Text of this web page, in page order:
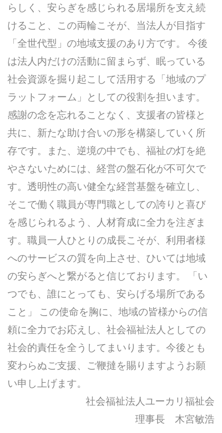
らしく、安らぎを感じられる居場所を支え続
けること、この両輪こそが、当法人が目指す
「全世代型」の地域支援のあり方です。 今後
は法人内だけの活動に留まらず、眠っている
社会資源を掘り起こして活用する「地域のプ
ラットフォーム」としての役割を担います。
感謝の念を忘れることなく、支援者の皆様と
共に、新たな助け合いの形を構築していく所
存です。また、逆境の中でも、福祉の灯を絶
やさないためには、経営の盤石化が不可欠で
す。透明性の高い健全な経営基盤を確立し、
そこで働く職員が専門職としての誇りと喜び
を感じられるよう、人材育成に全力を注ぎま
す。職員一人ひとりの成長こそが、利用者様
へのサービスの質を向上させ、ひいては地域
の安らぎへと繋がると信じております。 「い
つでも、誰にとっても、安らげる場所である
こと」 この使命を胸に、地域の皆様からの信
頼に全力でお応えし、社会福祉法人としての
社会的責任を全うしてまいります。今後とも
変わらぬご支援、ご鞭撻を賜りますようお願
い申し上げます。
社会福祉法人ユーカリ福祉会
理事長 木宮敏浩